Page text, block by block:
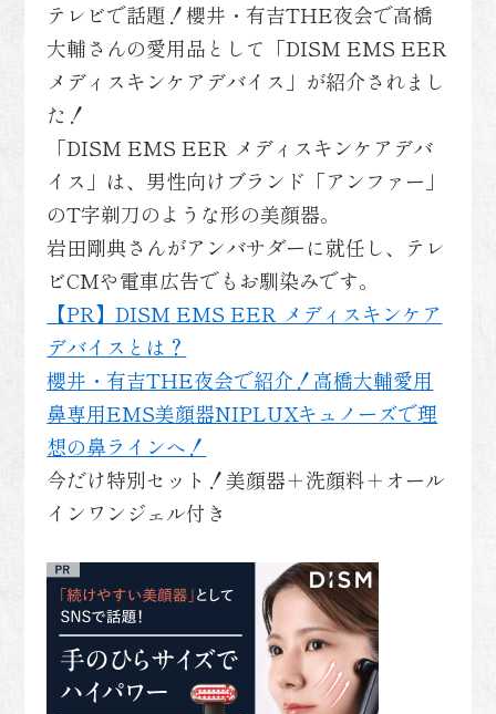
テレビで話題！櫻井・有吉THE夜会で高橋
大輔さんの愛用品として「DISM EMS EER
メディスキンケアデバイス」が紹介されまし
た！
「DISM EMS EER メディスキンケアデバ
イス」は、男性向けブランド「アンファー」
のT字剃刀のような形の美顔器。
岩田剛典さんがアンバサダーに就任し、テレ
ビCMや電車広告でもお馴染みです。
【PR】DISM EMS EER メディスキンケア
デバイスとは？
櫻井・有吉THE夜会で紹介！高橋大輔愛用
鼻専用EMS美顔器NIPLUXキュノーズで理
想の鼻ラインへ！
今だけ特別セット！美顔器＋洗顔料＋オール
インワンジェル付き